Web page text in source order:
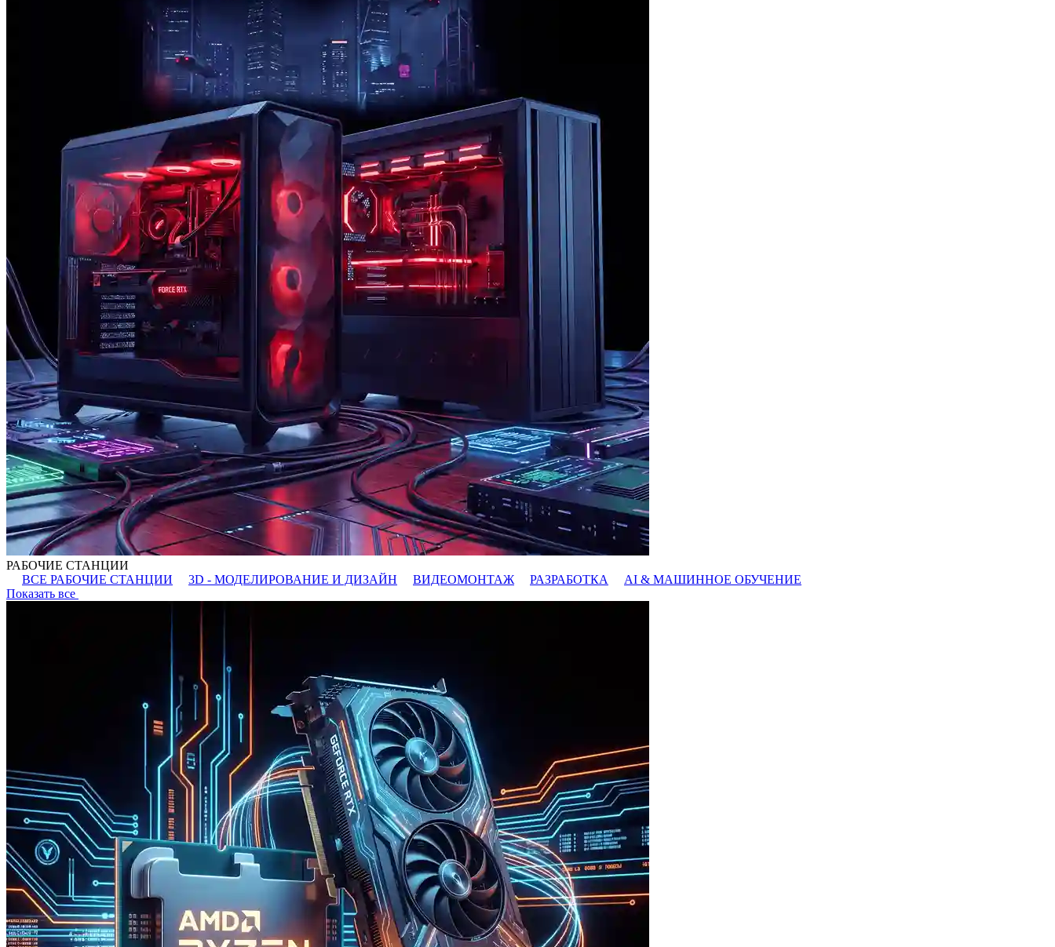
РАБОЧИЕ СТАНЦИИ
ВСЕ РАБОЧИЕ СТАНЦИИ
3D - МОДЕЛИРОВАНИЕ И ДИЗАЙН ВИДЕОМОНТАЖ РАЗРАБОТКА
AI & МАШИННОЕ ОБУЧЕНИЕ
Показать все